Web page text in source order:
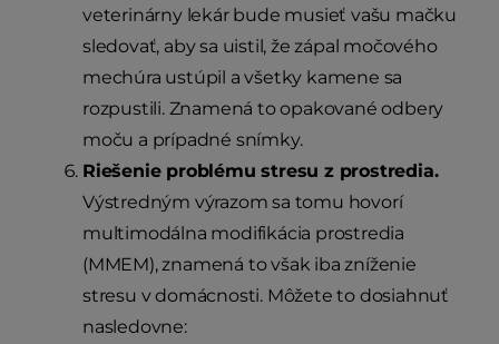
veterinárny lekár bude musieť vašu mačku
sledovať, aby sa uistil, že zápal močového
mechúra ustúpil a všetky kamene sa
rozpustili. Znamená to opakované odbery
moču a prípadné snímky.
Riešenie problému stresu z prostredia.
Výstredným výrazom sa tomu hovorí
multimodálna modifikácia prostredia
(MMEM), znamená to však iba zníženie
stresu v domácnosti. Môžete to dosiahnuť
nasledovne: